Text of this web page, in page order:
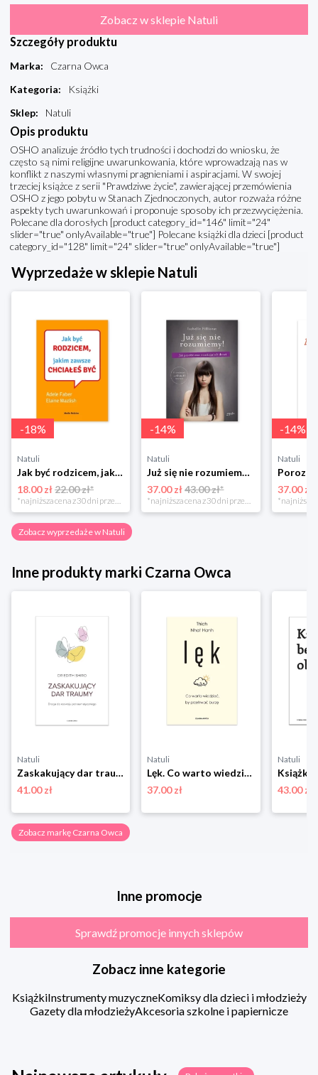
Zobacz w sklepie Natuli
Szczegóły produktu
Marka:
Czarna Owca
Kategoria:
Książki
Sklep: Natuli
Opis produktu
OSHO analizuje źródło tych trudności i dochodzi do wniosku, że
często są nimi religijne uwarunkowania, które wprowadzają nas w
konflikt z naszymi własnymi pragnieniami i aspiracjami. W swojej
trzeciej książce z serii "Prawdziwe życie", zawierającej przemówienia
OSHO z jego pobytu w Stanach Zjednoczonych, autor rozważa różne
aspekty tych uwarunkowań i proponuje sposoby ich przezwyciężenia.
Polecane dla dorosłych [product category_id="146" limit="24"
slider="true" onlyAvailable="true"] Polecane książki dla dzieci [product
category_id="128" limit="24" slider="true" onlyAvailable="true"]
Wyprzedaże w sklepie Natuli
-18%
Natuli
Jak być rodzicem, jakim zawsze chciałeś być Media rodzina
18.00 zł22.00 zł*
*najniższa cena z 30 dni przed obniżką
-14%
Natuli
Już się nie rozumiemy! Jak przeżyć czas trzaskających drzwi Esprit
37.00 zł 43.00 zł*
*najniższa cena z 30 dni przed obniżką
-14%
Natuli
37.00 zł
Zobacz wyprzedaże w Natuli
Inne produkty marki Czarna Owca
Natuli
Zaskakujący dar traumy. Droga do rozwoju potraumatycznego Czarna owca
41.00 zł
Natuli
Lęk. Co warto wiedzieć, by przetrwać burzę Czarna owca
37.00 zł
Natuli
43.00 zł
Zobacz markę Czarna Owca
Inne promocje
Sprawdź promocje innych sklepów
Zobacz inne kategorie
KsiążkiInstrumenty muzyczneKomiksy dla dzieci i młodzieży
Gazety dla młodzieżyAkcesoria szkolne i papiernicze